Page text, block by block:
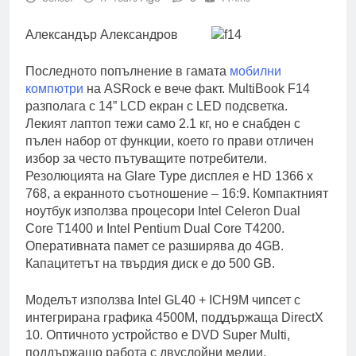
Александър Александров
Последното попълнение в гамата мобилни
компютри на ASRock е вече факт. MultiBook F14
разполага с 14” LCD екран с LED подсветка.
Лекият лаптоп тежи само 2.1 кг, но е снабден с
пълен набор от функции, което го прави отличен
избор за често пътуващите потребители.
Резолюцията на Glare Type дисплея е HD 1366 x
768, а екранното съотношение – 16:9. Компактният
ноутбук използва процесори Intel Celeron Dual
Core T1400 и Intel Pentium Dual Core T4200.
Оперативната памет се разширява до 4GB.
Капацитетът на твърдия диск е до 500 GB.
Моделът използва Intel GL40 + ICH9M чипсет с
интегрирана графика 4500М, поддържаща DirectX
10. Оптичното устройство е DVD Super Multi,
поддържащо работа с двуслойни медии.